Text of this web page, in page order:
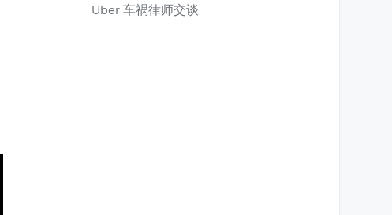
Uber 车祸律师交谈